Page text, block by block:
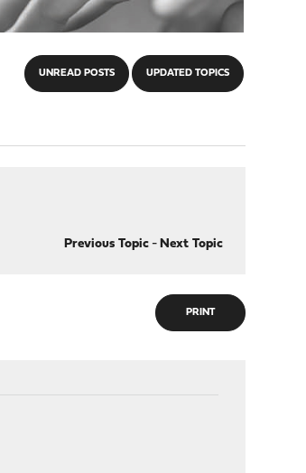
UNREAD POSTS UPDATED TOPICS
Previous Topic- Next Topic
PRINT